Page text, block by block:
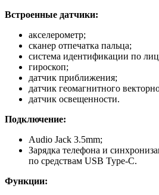
Встроенные датчики:
акселерометр;
сканер отпечатка пальца;
система идентификации по
гироскоп;
датчик приближения;
датчик геомагнитного
датчик освещенности.
Подключение:
Audio Jack 3.5mm;
Зарядка телефона и
по средствам USB Type-C.
Функции: